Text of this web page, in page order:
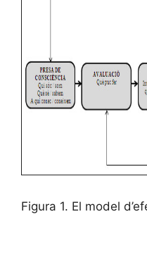
Figura 1. El model